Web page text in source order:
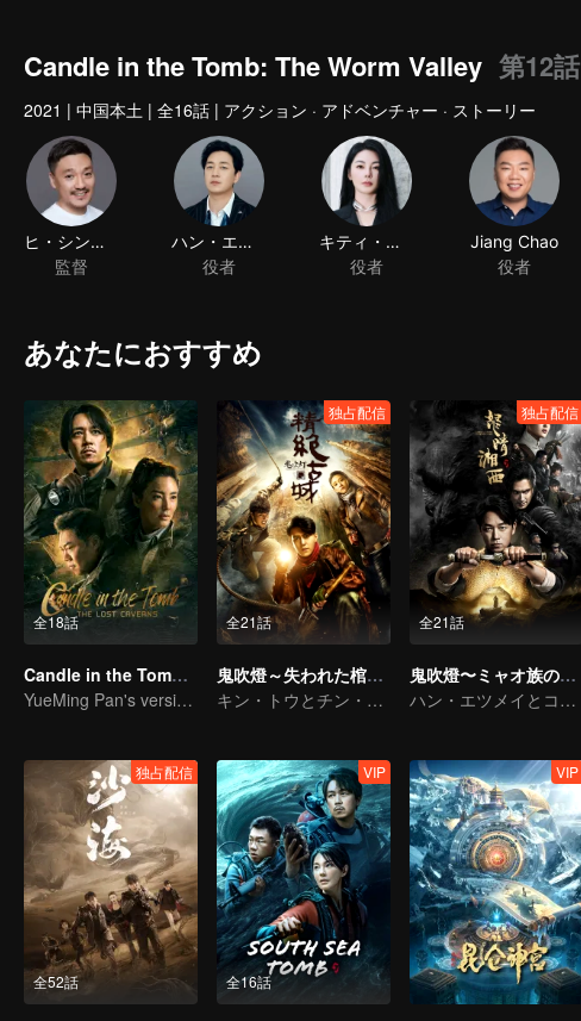
Candle in the Tomb: The Worm Valley 第12話
2021 | 中国本土 | 全16話 | アクション · アドベンチャー · ストーリー
ヒ・シンショウ
監督
ハン・エツメイ
役者
キティ・チャン
役者
Jiang Chao
役者
あなたにおすすめ
全18話
Candle in the Tomb: The Lost Caverns
YueMing Pan's version of Hu Bayi leads the adventure
全21話
独占配信
鬼吹燈～失われた棺の謎～
キン・トウとチン・キョウオン探険の旅を始めた
全21話
独占配信
鬼吹燈〜ミャオ族の秘宝〜
ハン・エツメイとコウ・イコウ絶壁懸棺の謎を解ける
全52話
独占配信
全16話
VIP VIP